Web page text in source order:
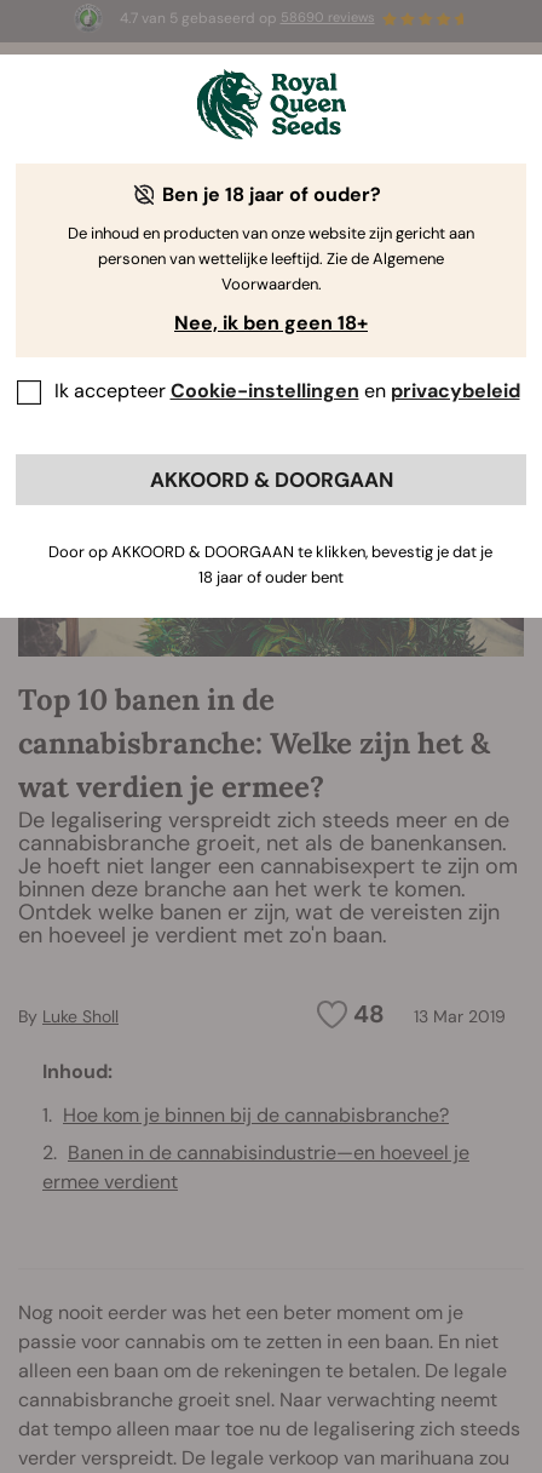
4.7 van 5 gebaseerd op 58690 reviews
1+1 GRATIS- Tijdelijke aanbieding
2d 10h 52m 59s
The RQS Blog
Cannabis Lifestyle Blogs
Top 10 banen in de
cannabisbranche: Welke zijn het &
wat verdien je ermee?
De legalisering verspreidt zich steeds meer en de
cannabisbranche groeit, net als de banenkansen.
Je hoeft niet langer een cannabisexpert te zijn om
binnen deze branche aan het werk te komen.
Ontdek welke banen er zijn, wat de vereisten zijn
en hoeveel je verdient met zo'n baan.
48 13 Mar 2019
By Luke Sholl
Inhoud:
Hoe kom je binnen bij de cannabisbranche?
Banen in de cannabisindustrie—en hoeveel je
ermee verdient
Nog nooit eerder was het een beter moment om je
passie voor cannabis om te zetten in een baan. En niet
alleen een baan om de rekeningen te betalen. De legale
cannabisbranche groeit snel. Naar verwachting neemt
dat tempo alleen maar toe nu de legalisering zich steeds
verder verspreidt. De legale verkoop van marihuana zou
Ben je 18 jaar of ouder?
De inhoud en producten van onze website zijn gericht aan
personen van wettelijke leeftijd. Zie de Algemene
Voorwaarden.
Nee, ik ben geen 18+
Ik accepteerCookie-instellingen en privacybeleid
AKKOORD & DOORGAAN
Door op AKKOORD & DOORGAAN te klikken, bevestig je dat je
18 jaar of ouder bent